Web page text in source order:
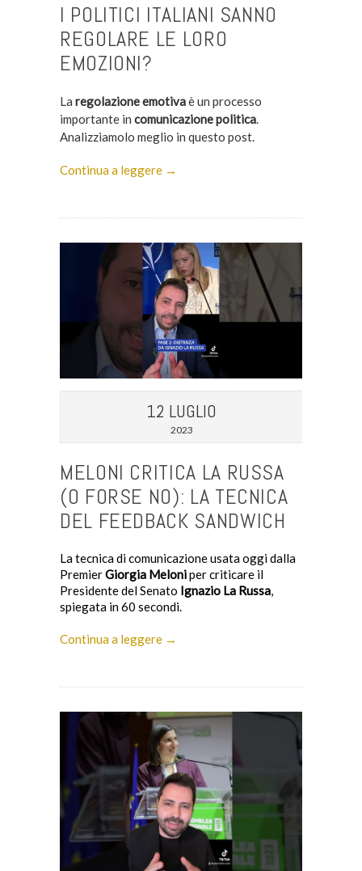
I POLITICI ITALIANI SANNO
REGOLARE LE LORO
EMOZIONI?
La regolazione emotivaè un processo
importante in comunicazione politica.
Analizziamolo meglio in questo post.
Continua a leggere →
12 LUGLIO
2023
MELONI CRITICA LA RUSSA
(O FORSE NO): LA TECNICA
DEL FEEDBACK SANDWICH
La tecnica di comunicazione usata oggi dalla
PremierGiorgia Meloniper criticare il
Presidente del Senato Ignazio La Russa,
spiegata in 60 secondi.
Continua a leggere →